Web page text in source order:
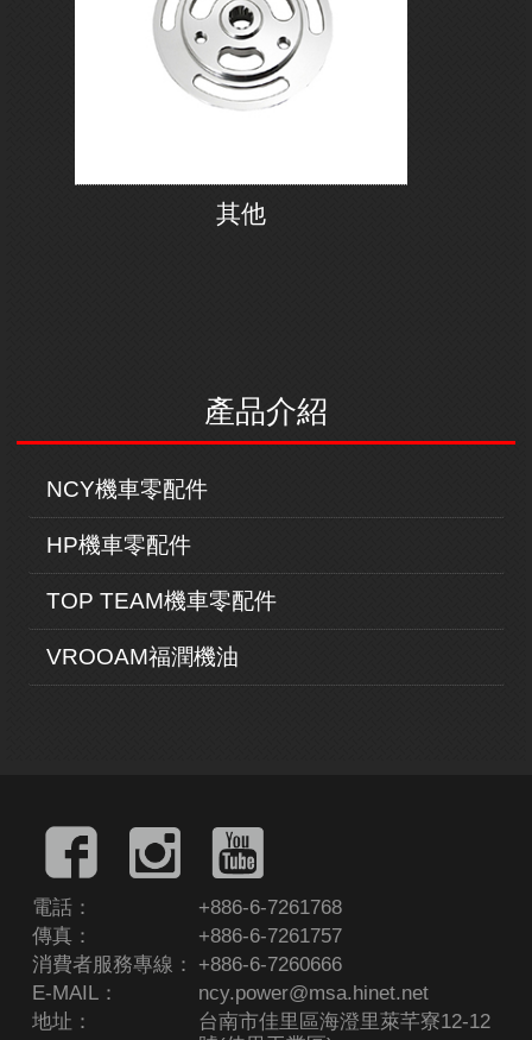
產品介紹
NCY機車零配件
HP機車零配件
TOP TEAM機車零配件
VROOAM福潤機油
其他
電話：
+886-6-7261768
傳真：
+886-6-7261757
消費者服務專線：
+886-6-7260666
E-MAIL：
ncy.power@msa.hinet.net
地址：
台南市佳里區海澄里萊芊寮12-12